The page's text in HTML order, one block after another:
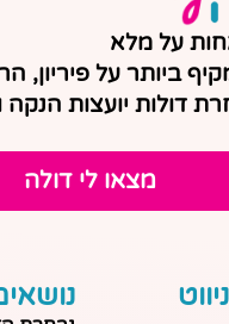
על מלא
ביותר על פיריון,
דולות יועצות הנקה
מצאו לי דולה